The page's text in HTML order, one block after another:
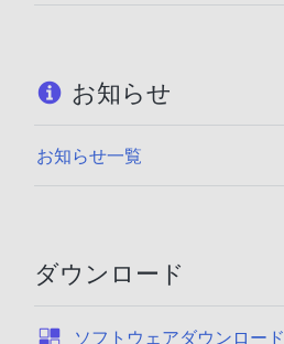
お知らせ
お知らせ一覧
ダウンロード
ソフトウェアダウンロード